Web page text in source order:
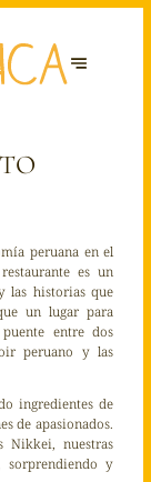
peruana en el
es un
las historias que
un lugar para
entre dos
peruano y las
ingredientes de
de apasionados.
Nikkei, nuestras
sorprendiendo y